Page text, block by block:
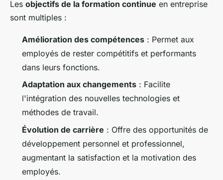
Les objectifs de la formation continue en entreprise
sont multiples :
Amélioration des compétences : Permet aux
employés de rester compétitifs et performants
dans leurs fonctions.
Adaptation aux changements : Facilite
l'intégration des nouvelles technologies et
méthodes de travail.
Évolution de carrière : Offre des opportunités de
développement personnel et professionnel,
augmentant la satisfaction et la motivation des
employés.